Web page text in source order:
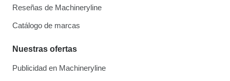
Reseñas de Machineryline
Catálogo de marcas
Nuestras ofertas
Publicidad en Machineryline